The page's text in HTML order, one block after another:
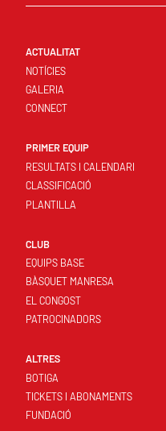
ACTUALITAT
NOTÍCIES
GALERIA
CONNECT
PRIMER EQUIP
RESULTATS I CALENDARI
CLASSIFICACIÓ
PLANTILLA
CLUB
EQUIPS BASE
BÀSQUET MANRESA
EL CONGOST
PATROCINADORS
ALTRES
BOTIGA
TICKETS I ABONAMENTS
FUNDACIÓ